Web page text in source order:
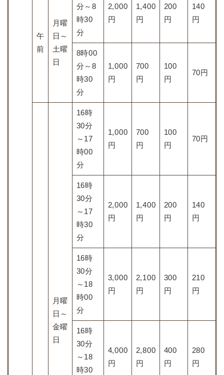
午
前
月曜
日～
土曜
日
分～8
時30
分
2,000
円
1,400
円
200
円
140
円
8時00
分～8
時30
分
1,000
円
700
円
100
円
70円
月曜
日～
金曜
日
16時
30分
～17
時00
分
1,000
円
700
円
100
円
70円
16時
30分
～17
時30
分
2,000
円
1,400
円
200
円
140
円
16時
30分
～18
時00
分
3,000
円
2,100
円
300
円
210
円
16時
30分
～18
時30
4,000
円
2,800
円
400
円
280
円